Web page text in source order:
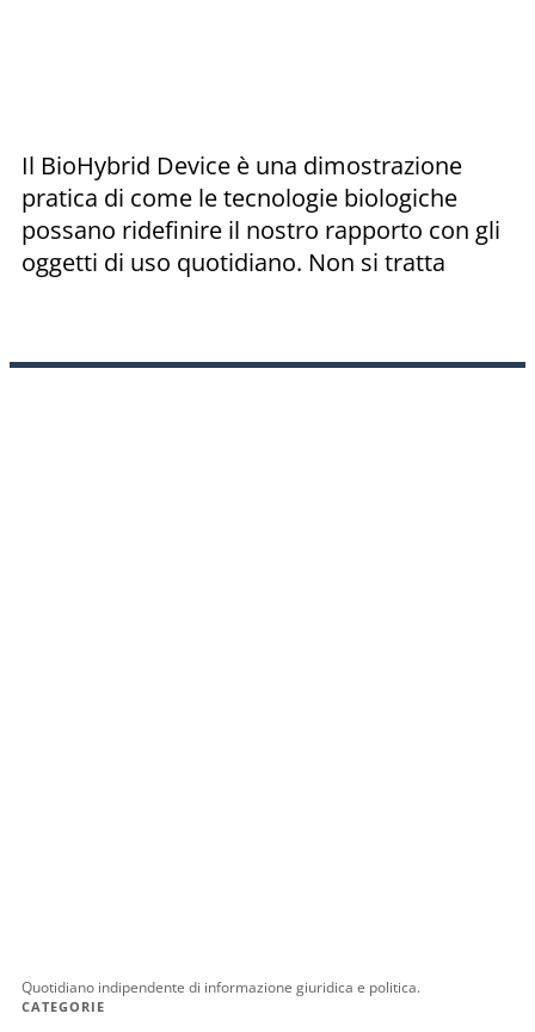
Il BioHybrid Device è una dimostrazione
pratica di come le tecnologie biologiche
possano ridefinire il nostro rapporto con gli
oggetti di uso quotidiano. Non si tratta
Quotidiano indipendente di informazione giuridica e politica.
CATEGORIE